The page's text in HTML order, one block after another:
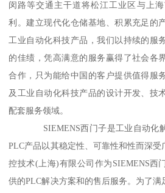
闵路等交通主干道将松江工业区与上
利。建立现代化仓储基地、积累充足的
工业自动化科技产品，我们以持续的服
的佳绩，凭高满意的服务赢得了社会各
合作，只为能给中国的客户提供值得服
及工业自动化科技产品的设计开发、技
配套服务领域。
SIEMENS西门子是工业自动化解
PLC产品以其稳定性、可靠性和性而深
控技术(上海)有限公司作为SIEMENS西
供的PLC解决方案和的售后服务。为了